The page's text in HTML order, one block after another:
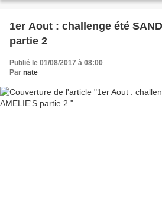
1er Aout : challenge été
partie 2
Publié le 01/08/2017 à 08:00
Par nate